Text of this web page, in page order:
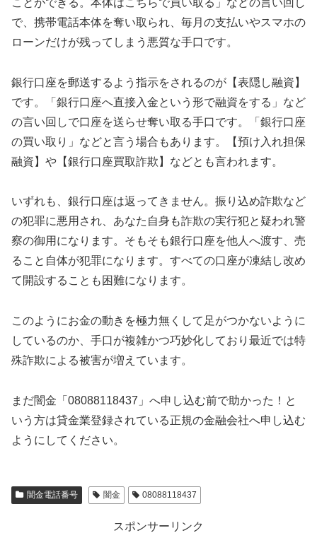
で、携帯電話本体を奪い取られ、毎月の支払いやスマホの
ローンだけが残ってしまう悪質な手口です。
銀行口座を郵送するよう指示をされるのが【表隠し融資】
です。「銀行口座へ直接入金という形で融資をする」など
の言い回しで口座を送らせ奪い取る手口です。「銀行口座
の買い取り」などと言う場合もあります。【預け入れ担保
融資】や【銀行口座買取詐欺】などとも言われます。
いずれも、銀行口座は返ってきません。振り込め詐欺など
の犯罪に悪用され、あなた自身も詐欺の実行犯と疑われ警
察の御用になります。そもそも銀行口座を他人へ渡す、売
ること自体が犯罪になります。すべての口座が凍結し改め
て開設することも困難になります。
このようにお金の動きを極力無くして足がつかないように
しているのか、手口が複雑かつ巧妙化しており最近では特
殊詐欺による被害が増えています。
まだ闇金「08088118437」へ申し込む前で助かった！と
いう方は貸金業登録されている正規の金融会社へ申し込む
ようにしてください。
闇金電話番号 闇金 08088118437
スポンサーリンク